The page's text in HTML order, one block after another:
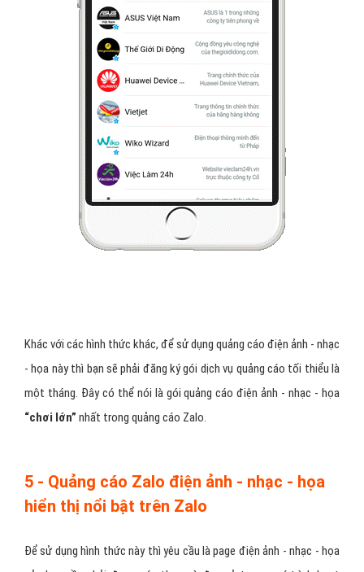
Khác với các hình thức khác, để sử dụng quảng cáo điện ảnh - nhạc
- họa này thì bạn sẽ phải đăng ký gói dịch vụ quảng cáo tối thiểu là
một tháng. Đây có thể nói là gói quảng cáo điện ảnh - nhạc - họa
“chơi lớn” nhất trong quảng cáo Zalo.
5 - Quảng cáo Zalo điện ảnh - nhạc - họa
hiển thị nổi bật trên Zalo
Để sử dụng hình thức này thì yêu cầu là page điện ảnh - nhạc - họa